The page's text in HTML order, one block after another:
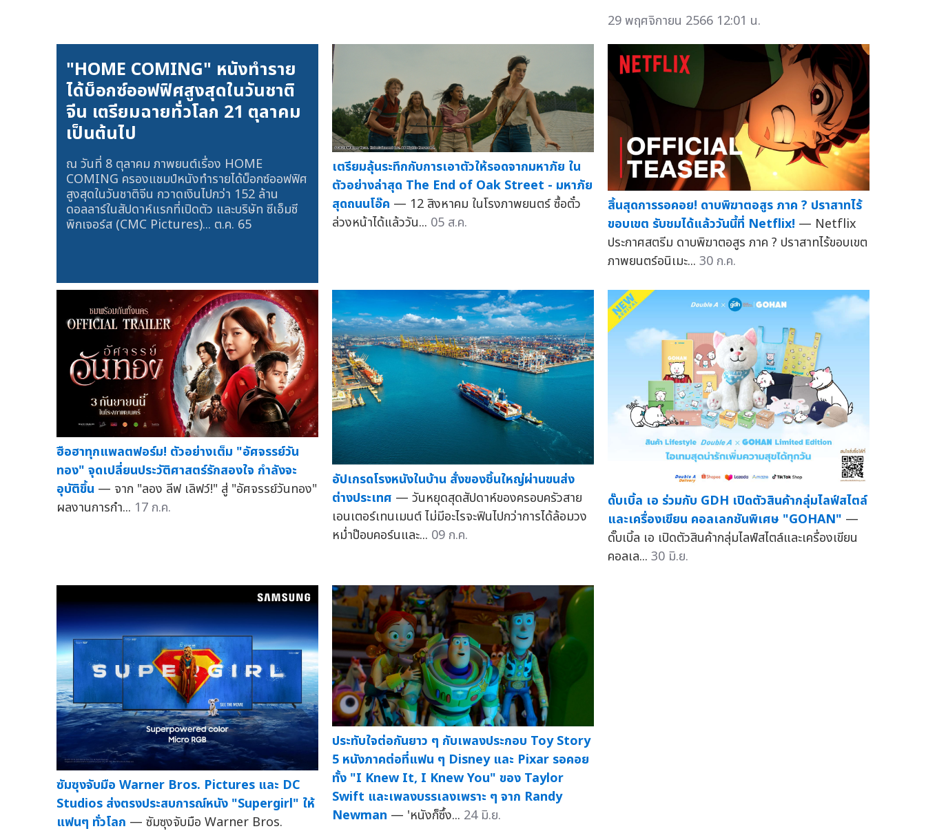
29 พฤศจิกายน 2566 12:01 น.
"HOME COMING" หนังทำราย
ได้บ็อกซ์ออฟฟิศสูงสุดในวันชาติ
จีน เตรียมฉายทั่วโลก 21 ตุลาคม
เป็นต้นไป
ณ วันที่ 8 ตุลาคม ภาพยนต์เรื่อง HOME
COMING ครองแชมป์หนังทำรายได้บ็อกซ์ออฟฟิศ
สูงสุดในวันชาติจีน กวาดเงินไปกว่า 152 ล้าน
ดอลลาร์ในสัปดาห์แรกที่เปิดตัว และบริษัท ซีเอ็มซี
พิกเจอร์ส (CMC Pictures)... ต.ค. 65
เตรียมลุ้นระทึกกับการเอาตัวให้รอดจากมหาภัย ใน
ตัวอย่างล่าสุด The End of Oak Street - มหาภัย
สุดถนนโอ๊ค — 12 สิงหาคม ในโรงภาพยนตร์ ซื้อตั๋ว
ล่วงหน้าได้แล้ววัน... 05 ส.ค.
สิ้นสุดการรอคอย! ดาบพิฆาตอสูร ภาค ? ปราสาทไร้
ขอบเขต รับชมได้แล้ววันนี้ที่ Netflix! — Netflix
ประกาศสตรีม ดาบพิฆาตอสูร ภาค ? ปราสาทไร้ขอบเขต
ภาพยนตร์อนิเมะ... 30 ก.ค.
ฮือฮาทุกแพลตฟอร์ม! ตัวอย่างเต็ม "อัศจรรย์วัน
ทอง" จุดเปลี่ยนประวัติศาสตร์รักสองใจ กำลังจะ
อุบัติขึ้น — จาก "ลอง ลีฟ เลิฟว์!" สู่ "อัศจรรย์วันทอง"
ผลงานการกำ... 17 ก.ค.
อัปเกรดโรงหนังในบ้าน สั่งของชิ้นใหญ่ผ่านขนส่ง
ต่างประเทศ — วันหยุดสุดสัปดาห์ของครอบครัวสาย
เอนเตอร์เทนเมนต์ ไม่มีอะไรจะฟินไปกว่าการได้ล้อมวง
หม่ำป๊อบคอร์นและ... 09 ก.ค.
ดั๊บเบิ้ล เอ ร่วมกับ GDH เปิดตัวสินค้ากลุ่มไลฟ์สไตล์
และเครื่องเขียน คอลเลกชันพิเศษ "GOHAN" —
ดั๊บเบิ้ล เอ เปิดตัวสินค้ากลุ่มไลฟ์สไตล์และเครื่องเขียน
คอลเล... 30 มิ.ย.
ซัมซุงจับมือ Warner Bros. Pictures และ DC
Studios ส่งตรงประสบการณ์หนัง "Supergirl" ให้
แฟนๆ ทั่วโลก — ซัมซุงจับมือ Warner Bros.
ประทับใจต่อกันยาว ๆ กับเพลงประกอบ Toy Story
5 หนังภาคต่อที่แฟน ๆ Disney และ Pixar รอคอย
ทั้ง "I Knew It, I Knew You" ของ Taylor
Swift และเพลงบรรเลงเพราะ ๆ จาก Randy
Newman — 'หนังก็ซึ้ง... 24 มิ.ย.